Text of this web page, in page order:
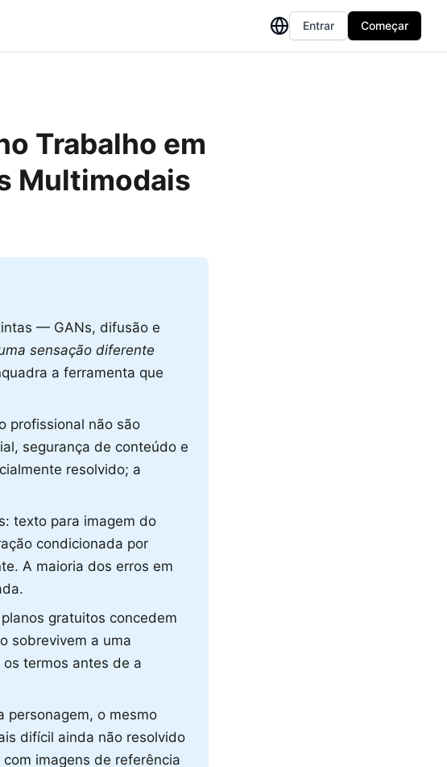
Entrar Começar
Trabalho em
Multimodais
— GANs, difusão e
sensação diferente
a ferramenta que
profissional não são
segurança de conteúdo e
resolvido; a
texto para imagem do
condicionada por
A maioria dos erros em
gratuitos concedem
sobrevivem a uma
termos antes de a
personagem, o mesmo
difícil ainda não resolvido
imagens de referência